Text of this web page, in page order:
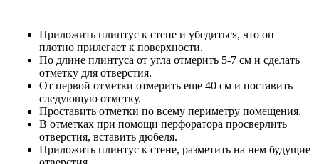
Приложить плинтус к стене и убедиться, что он
плотно прилегает к поверхности.
По длине плинтуса от угла отмерить 5-7 см и сделать
отметку для отверстия.
От первой отметки отмерить еще 40 см и поставить
следующую отметку.
Проставить отметки по всему периметру помещения.
В отметках при помощи перфоратора просверлить
отверстия, вставить дюбеля.
Приложить плинтус к стене, разметить на нем будущие